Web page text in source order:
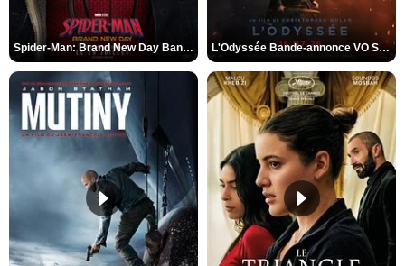
Spider-Man: Brand New Day Bande-annonce VO STFR L'Odyssée Bande-annonce VO STFR